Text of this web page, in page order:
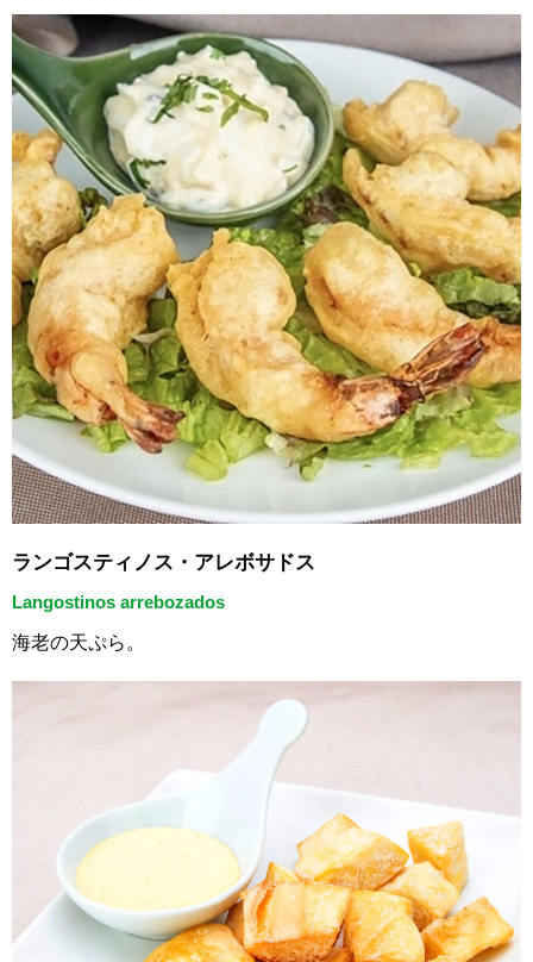
ランゴスティノス・アレボサドス
Langostinos arrebozados
海老の天ぷら。